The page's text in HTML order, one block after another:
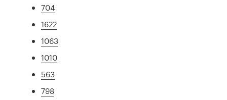
704
1622
1063
1010
563
798